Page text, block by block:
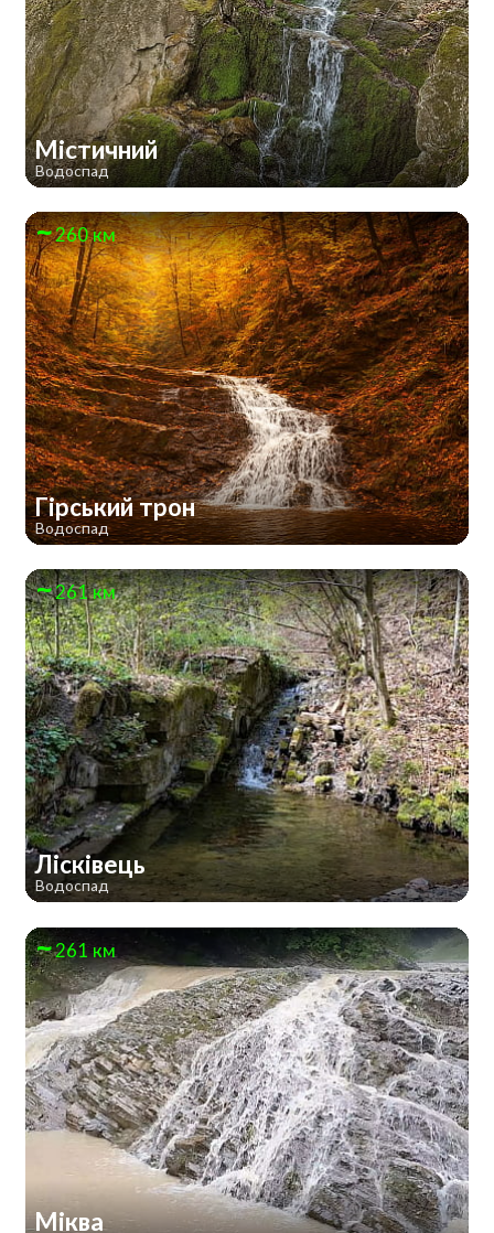
Містичний
Водоспад
260 км
Гірський трон
Водоспад
261 км
Лісківець
Водоспад
261 км
Міква